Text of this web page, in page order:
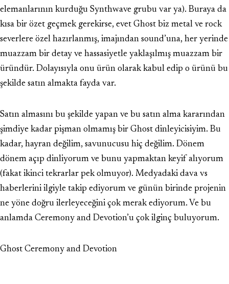
elemanlarının kurduğu Synthwave grubu var ya). Buraya da
kısa bir özet geçmek gerekirse, evet Ghost biz metal ve rock
severlere özel hazırlanmış, imajından sound’una, her yerinde
muazzam bir detay ve hassasiyetle yaklaşılmış muazzam bir
üründür. Dolayısıyla onu ürün olarak kabul edip o ürünü bu
şekilde satın almakta fayda var.
Satın almasını bu şekilde yapan ve bu satın alma kararından
şimdiye kadar pişman olmamış bir Ghost dinleyicisiyim. Bu
kadar, hayran değilim, savunucusu hiç değilim. Dönem
dönem açıp dinliyorum ve bunu yapmaktan keyif alıyorum
(fakat ikinci tekrarlar pek olmuyor). Medyadaki dava vs
haberlerini ilgiyle takip ediyorum ve günün birinde projenin
ne yöne doğru ilerleyeceğini çok merak ediyorum. Ve bu
anlamda Ceremony and Devotion’u çok ilginç buluyorum.
Ghost Ceremony and Devotion